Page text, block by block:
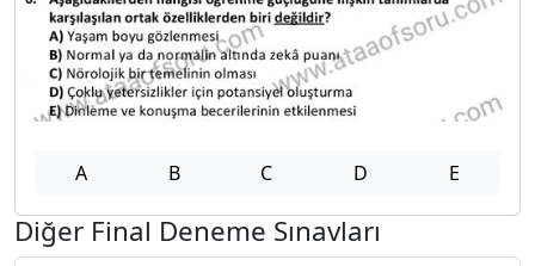
A B C D E
Diğer Final Deneme Sınavları